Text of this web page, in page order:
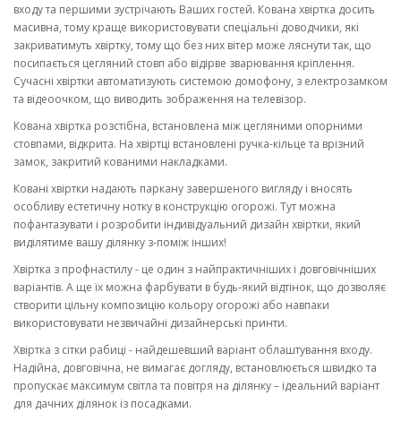
входу та першими зустрічають Ваших гостей. Кована хвіртка досить
масивна, тому краще використовувати спеціальні доводчики, які
закриватимуть хвіртку, тому що без них вітер може ляснути так, що
посипається цегляний стовп або відірве зварювання кріплення.
Сучасні хвіртки автоматизують системою домофону, з електрозамком
та відеоочком, що виводить зображення на телевізор.
Кована хвіртка розстібна, встановлена між цегляними опорними
стовпами, відкрита. На хвіртці встановлені ручка-кільце та врізний
замок, закритий кованими накладками.
Ковані хвіртки надають паркану завершеного вигляду і вносять
особливу естетичну нотку в конструкцію огорожі. Тут можна
пофантазувати і розробити індивідуальний дизайн хвіртки, який
виділятиме вашу ділянку з-поміж інших!
Хвіртка з профнастилу - це один з найпрактичніших і довговічніших
варіантів. А ще їх можна фарбувати в будь-який відтінок, що дозволяє
створити цільну композицію кольору огорожі або навпаки
використовувати незвичайні дизайнерські принти.
Хвіртка з сітки рабиці - найдешевший варіант облаштування входу.
Надійна, довговічна, не вимагає догляду, встановлюється швидко та
пропускає максимум світла та повітря на ділянку – ідеальний варіант
для дачних ділянок із посадками.